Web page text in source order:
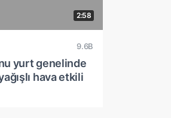
2:58
9.6B
yurt genelinde
hava etkili